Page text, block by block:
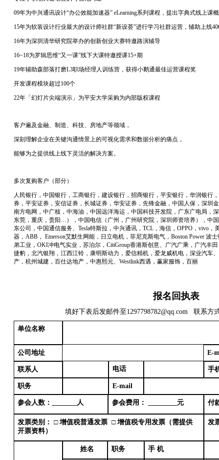
09年为中兴通讯设计“办公效能加速器” eLearning系列课程，提出字典式线上课
15年为软装设计行业最大的设计师社群“新设荟”进行学习社群运营，辅助上线
16年为深圳清华研究院举办的创新创业大赛特邀路演辅导
16~18为罗辑思维“又一课”线下大课特邀授课15+期
19年辅助森部落打磨L3职场经理人训练营，获得小鹅通最佳运营课程奖
开发课程模块超过100个
22年「幻灯片尖端演示」为平安大学采购为内部版权课程
客户遍及金融、制造、科技、房地产等领域，
深刻理解企业在关键沟通情景上的可视化需求和数据分析的痛点，
能够为之提供线上线下灵活的解决方案。
多次复购客户（部分）
人民银行，中国银行，工商银行，建设银行，招商银行，平安银行，华润银行
券，平安证券，安信证券，长城证券，华安证券，先锋金融，中国人保，深圳
南方电网，中广核，中海油，中国远洋海运，中国科技开发院，广东广电局，
东莞，重庆，贵阳 …），中国电信（广州，广州研究院，深圳师资培养），中
东公司，中国通信服务、Tesla特斯拉，中兴通讯，TCL，海信，OPPO，vivo
器，ABB， Emerson艾默生网能，日立电机，菲尼克斯电气，Boston Power 波
弟工业，OKI冲电气实业，苏泊尔，CitiGroup香港斯创意、广汽广乘，广汽丰
捷豹，北汽银翔，江西江铃，康明斯动力，爱信精机，爱龙威机电，深业汽车
产，杭州城建，百仕达地产，中惠熙元、Westlink西遇，赢家服饰，百丽
报名回执表
填好下表后发邮件至 1297798782@qq.com 联系方
单位名称
公司地址 E-
联系人 电话 手
职务 E-mail
参会人数： _人 参会费用： _元 付
发票类别：
□ 增值税普通发票 □ 增值税专用发票（需提供
开票资料）
发
姓名 职务 手 机